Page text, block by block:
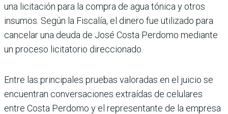
una licitación para la compra de agua tónica y otros
insumos. Según la Fiscalía, el dinero fue utilizado para
cancelar una deuda de José Costa Perdomo mediante
un proceso licitatorio direccionado.
Entre las principales pruebas valoradas en el juicio se
encuentran conversaciones extraídas de celulares
entre Costa Perdomo y el representante de la empresa